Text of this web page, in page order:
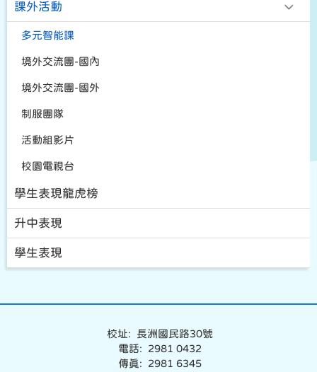
課外活動
多元智能課
境外交流團-國內
境外交流團-國外
制服團隊
活動組影片
校園電視台
學生表現龍虎榜
升中表現
學生表現
校址: 長洲國民路30號
電話: 2981 0432
傳真: 2981 6345